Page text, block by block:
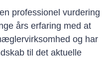
professionel vurdering
års erfaring med at
og har
til det aktuelle